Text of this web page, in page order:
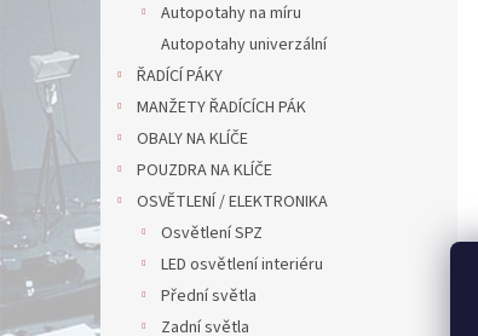
Autopotahy na míru
Autopotahy univerzální
ŘADÍCÍ PÁKY
MANŽETY ŘADÍCÍCH PÁK
OBALY NA KLÍČE
POUZDRA NA KLÍČE
OSVĚTLENÍ / ELEKTRONIKA
Osvětlení SPZ
LED osvětlení interiéru
Přední světla
Zadní světla